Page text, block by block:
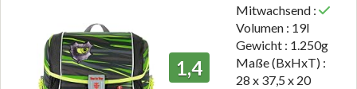
1,4
Mitwachsend :
Volumen : 19l
Gewicht : 1.250g
Maße (BxHxT) :
28 x 37,5 x 20